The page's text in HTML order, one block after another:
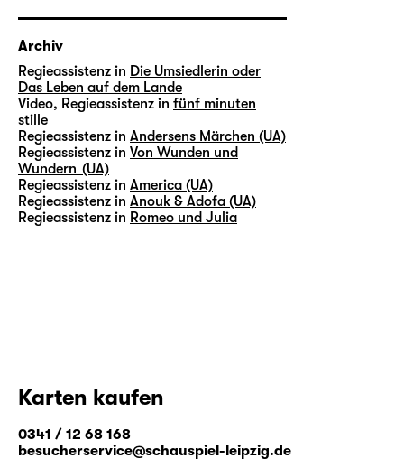
Archiv
Regieassistenz in Die Umsiedlerin oder
Das Leben auf dem Lande
Video, Regieassistenz in fünf minuten
stille
Regieassistenz in Andersens Märchen (UA)
Regieassistenz in Von Wunden und
Wundern (UA)
Regieassistenz in America (UA)
Regieassistenz in Anouk & Adofa (UA)
Regieassistenz in Romeo und Julia
Karten kaufen
0341 / 12 68 168
besucherservice@schauspiel-leipzig.de